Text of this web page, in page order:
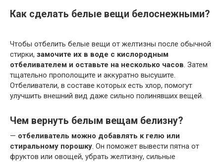
Как сделать белые вещи белоснежными?
Чтобы отбелить белые вещи от желтизны после обычной
стирки, замочите их в воде с кислородным
отбеливателем и оставьте на несколько часов. Затем
тщательно прополощите и аккуратно высушите.
Отбеливатели, в составе которых есть хлор, помогут
улучшить внешний вид даже сильно полинявших вещей.
Чем вернуть белым вещам белизну?
— отбеливатель можно добавлять к гелю или
стиральному порошку. Он поможет вывести пятна от
фруктов или овощей, убрать желтизну, сильные